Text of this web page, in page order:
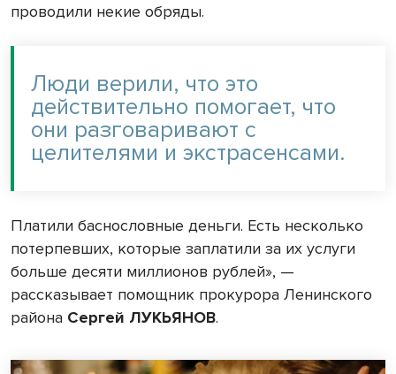
проводили некие обряды.
Люди верили, что это
действительно помогает, что
они разговаривают с
целителями и экстрасенсами.
Платили баснословные деньги. Есть несколько
потерпевших, которые заплатили за их услуги
больше десяти миллионов рублей», —
рассказывает помощник прокурора Ленинского
района Сергей ЛУКЬЯНОВ.